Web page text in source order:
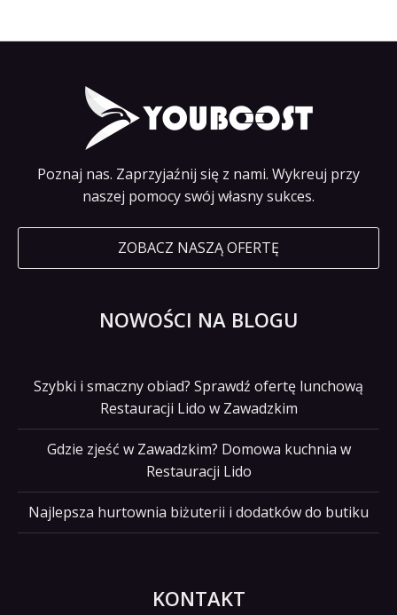
Poznaj nas. Zaprzyjaźnij się z nami. Wykreuj przy
naszej pomocy swój własny sukces.
ZOBACZ NASZĄ OFERTĘ
NOWOŚCI NA BLOGU
Szybki i smaczny obiad? Sprawdź ofertę lunchową
Restauracji Lido w Zawadzkim
Gdzie zjeść w Zawadzkim? Domowa kuchnia w
Restauracji Lido
Najlepsza hurtownia biżuterii i dodatków do butiku
KONTAKT